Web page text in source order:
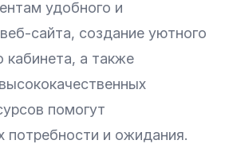
удобного и
сайта, создание уютного
кабинета, а также
помогут
потребности и ожидания.